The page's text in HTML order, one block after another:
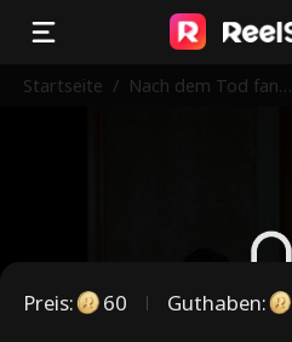
Startseite / Nach dem Tod fand i
Preis: 60 Guthaben: